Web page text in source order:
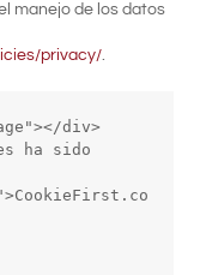
manejo de los datos
privacy/.
div>